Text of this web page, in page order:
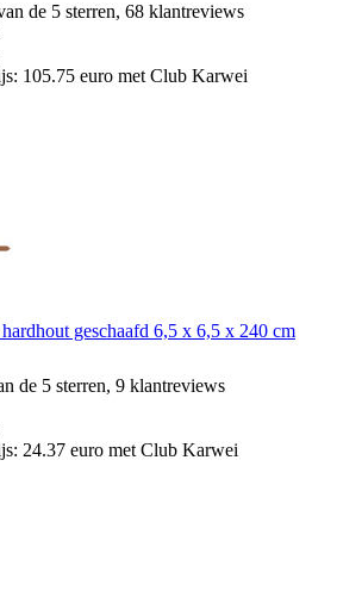
de 5 sterren, 68 klantreviews
105.75 euro met Club Karwei
geschaafd 6,5 x 6,5 x 240 cm
de 5 sterren, 9 klantreviews
24.37 euro met Club Karwei